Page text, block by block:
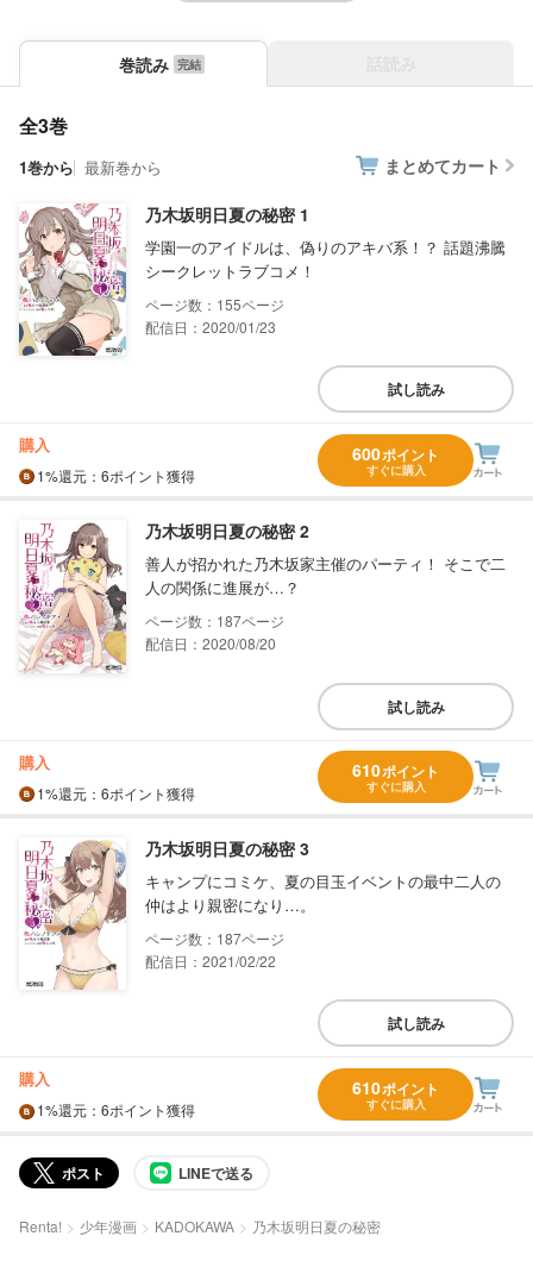
巻読み
全3巻
1巻から 最新巻から まとめてカート
乃木坂明日夏の秘密 1
学園一のアイドルは、偽りのアキバ系！？ 話題沸騰
シークレットラブコメ！
155
配信日：2020/01/23
試し読み
購入
1%還元 ：6ポイント獲得
600ポイント
すぐに購入
乃木坂明日夏の秘密 2
善人が招かれた乃木坂家主催のパーティ！ そこで二
人の関係に進展が…？
187
配信日：2020/08/20
試し読み
購入
1%還元 ：6ポイント獲得
610ポイント
すぐに購入
乃木坂明日夏の秘密 3
キャンプにコミケ、夏の目玉イベントの最中二人の
仲はより親密になり…。
187
配信日：2021/02/22
試し読み
購入
1%還元 ：6ポイント獲得
610ポイント
すぐに購入
ポスト LINEで送る
Renta! 少年漫画 KADOKAWA 乃木坂明日夏の秘密